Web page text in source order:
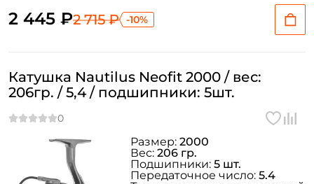
2 445 ₽2 715 ₽ -10%
Катушка Nautilus Neofit 2000 / вес:
206гр. / 5,4 / подшипники: 5шт.
Размер: 2000
Вес: 206 гр.
Подшипники: 5 шт.
Передаточное число: 5.4